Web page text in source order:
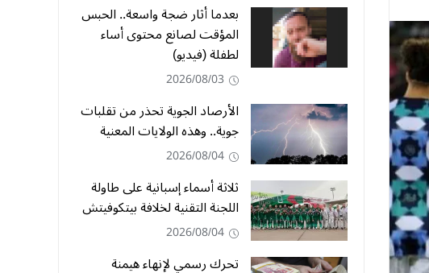
بعدما أثار ضجة واسعة.. الحبس
المؤقت لصانع محتوى أساء
لطفلة (فيديو)
2026/08/03
الأرصاد الجوية تحذر من تقلبات
جوية.. وهذه الولايات المعنية
2026/08/04
ثلاثة أسماء إسبانية على طاولة
اللجنة التقنية لخلافة بيتكوفيتش
2026/08/04
تحرك رسمي لإنهاء هيمنة